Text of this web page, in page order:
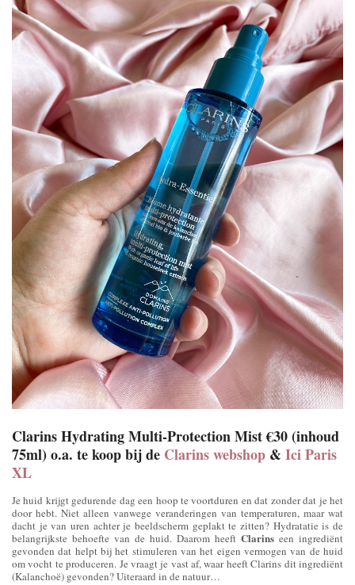
Clarins Hydrating Multi-Protection Mist €30 (inhoud
75ml) o.a. te koop bij de Clarins webshop & Ici Paris
XL
Je huid krijgt gedurende dag een hoop te voortduren en dat zonder dat je het
door hebt. Niet alleen vanwege veranderingen van temperaturen, maar wat
dacht je van uren achter je beeldscherm geplakt te zitten? Hydratatie is de
belangrijkste behoefte van de huid. Daarom heeft Clarins een ingrediënt
gevonden dat helpt bij het stimuleren van het eigen vermogen van de huid
om vocht te produceren. Je vraagt je vast af, waar heeft Clarins dit ingrediënt
(Kalanchoë) gevonden? Uiteraard in de natuur…